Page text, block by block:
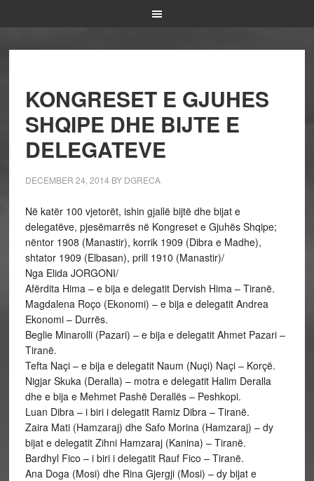
KONGRESET E GJUHES
SHQIPE DHE BIJTE E
DELEGATEVE
DECEMBER 24, 2014 BY DGRECA
Në katër 100 vjetorët, ishin gjallë bijtë dhe bijat e
delegatëve, pjesëmarrës në Kongreset e Gjuhës Shqipe;
nëntor 1908 (Manastir), korrik 1909 (Dibra e Madhe),
shtator 1909 (Elbasan), prill 1910 (Manastir)/
Nga Elida JORGONI/
Afërdita Hima – e bija e delegatit Dervish Hima – Tiranë.
Magdalena Roço (Ekonomi) – e bija e delegatit Andrea
Ekonomi – Durrës.
Beglie Minarolli (Pazari) – e bija e delegatit Ahmet Pazari –
Tiranë.
Tefta Naçi – e bija e delegatit Naum (Nuçi) Naçi – Korçë.
Nigjar Skuka (Deralla) – motra e delegatit Halim Deralla
dhe e bija e Mehmet Pashë Derallës – Peshkopi.
Luan Dibra – i biri i delegatit Ramiz Dibra – Tiranë.
Zaira Mati (Hamzaraj) dhe Safo Morina (Hamzaraj) – dy
bijat e delegatit Zihni Hamzaraj (Kanina) – Tiranë.
Bardhyl Fico – i biri i delegatit Rauf Fico – Tiranë.
Ana Doga (Mosi) dhe Rina Gjergji (Mosi) – dy bijat e